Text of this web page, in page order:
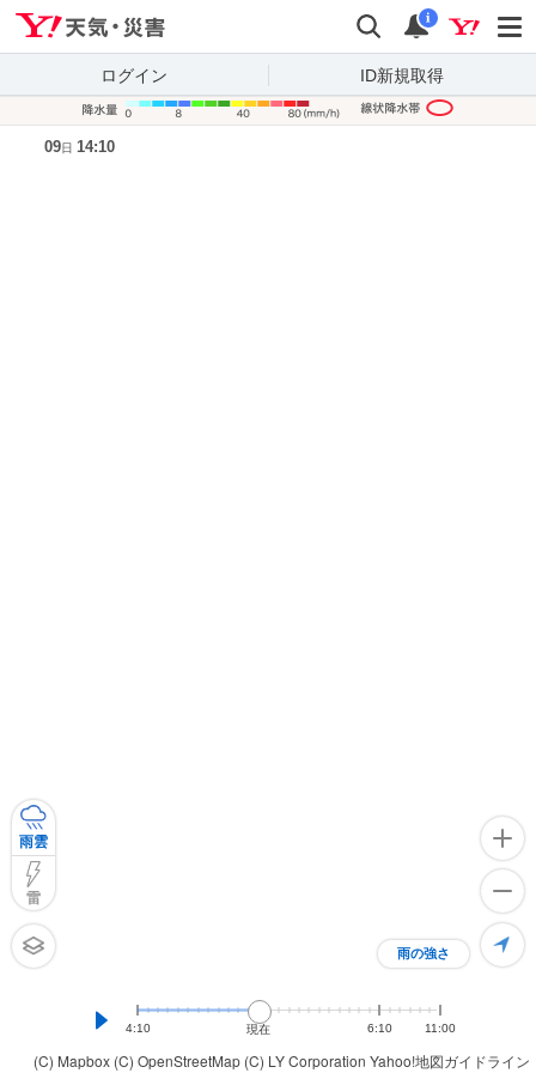
検索 通知
i
ログイン ID新規取得
(C) Mapbox (C) OpenStreetMap (C) LY Corporation Yahoo!地図ガイドライン
雨の強さ
雨雲
雷
4:10 現在 6:10 11:00
09日 14:10